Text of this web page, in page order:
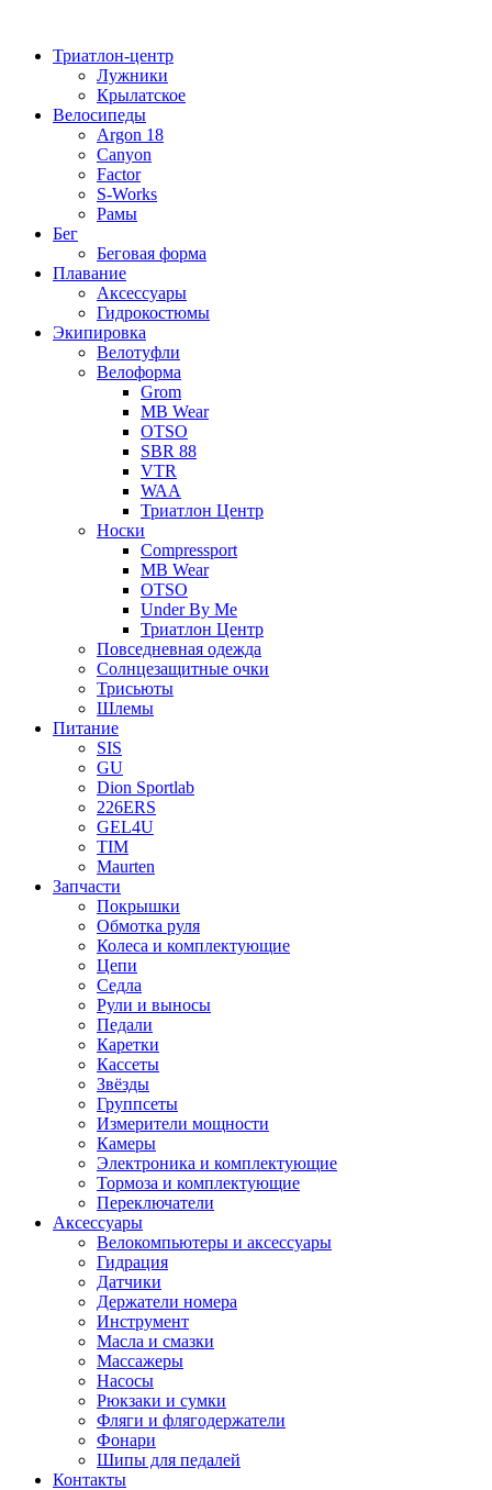
содержимому
Триатлон-центр
Лужники
Крылатское
Велосипеды
Argon 18
Canyon
Factor
S-Works
Рамы
Бег
Беговая форма
Плавание
Аксессуары
Гидрокостюмы
Экипировка
Велотуфли
Велоформа
Grom
MB Wear
OTSO
SBR 88
VTR
WAA
Триатлон Центр
Носки
Compressport
MB Wear
OTSO
Under By Me
Триатлон Центр
Повседневная одежда
Солнцезащитные очки
Трисьюты
Шлемы
Питание
SIS
GU
Dion Sportlab
226ERS
GEL4U
TIM
Maurten
Запчасти
Покрышки
Обмотка руля
Колеса и комплектующие
Цепи
Седла
Рули и выносы
Педали
Каретки
Кассеты
Звёзды
Группсеты
Измерители мощности
Камеры
Электроника и комплектующие
Тормоза и комплектующие
Переключатели
Аксессуары
Велокомпьютеры и аксессуары
Гидрация
Датчики
Держатели номера
Инструмент
Масла и смазки
Массажеры
Насосы
Рюкзаки и сумки
Фляги и флягодержатели
Фонари
Шипы для педалей
Контакты